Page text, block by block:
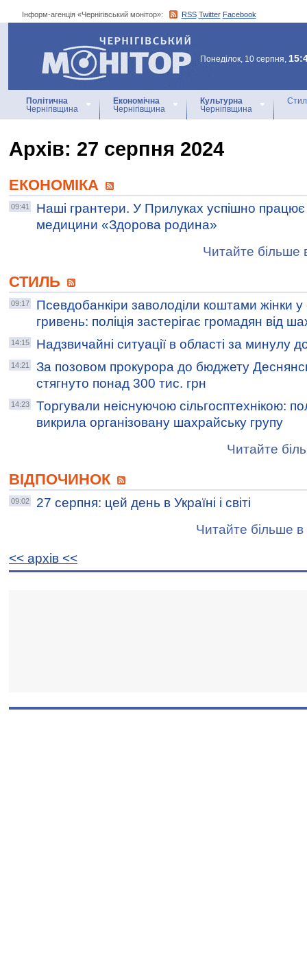
Інформ-агенція «Чернігівський монітор»: RSS Twitter Facebook
Інформ-агенція
«Чернігівський монітор»
Понеділок, 10 серпня,
Політична
Чернігівщина
Економічна
Чернігівщина
Культурна
Чернігівщина
Архiв: 27 серпня 2024
ЕКОНОМІКА
09:41
Наші грантери. У Прилуках успішно працює
медицини «Здорова родина»
Читайте більше
СТИЛЬ
09:17
Псевдобанкіри заволоділи коштами жінки
гривень: поліція застерігає громадян від
14:15 Надзвичайні ситуації в області за минулу
14:21
За позовом прокурора до бюджету
стягнуто понад 300 тис. грн
14:23
Торгували неіснуючою сільгосптехнікою:
викрила організовану шахрайську групу
Читайте
ВІДПОЧИНОК
09:02
27 серпня: цей день в Україні і світі
Читайте більше в
<< архiв <<